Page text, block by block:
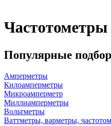
Частотометры
Популярные
Амперметры
Килоамперметры
Микроамперметр
Миллиамперметры
Вольтметры
Ваттметры, варметры,